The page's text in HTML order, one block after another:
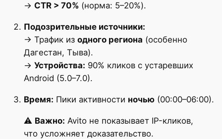
→ CTR > 70% (норма: 5–20%).
Подозрительные источники:
→ Трафик из одного региона (особенно
Дагестан, Тыва).
→ Устройства: 90% кликов с устаревших
Android (5.0–7.0).
Время: Пики активности ночью (00:00–06:00).
⚠️ Важно: Avito не показывает IP-кликов,
что усложняет доказательство.